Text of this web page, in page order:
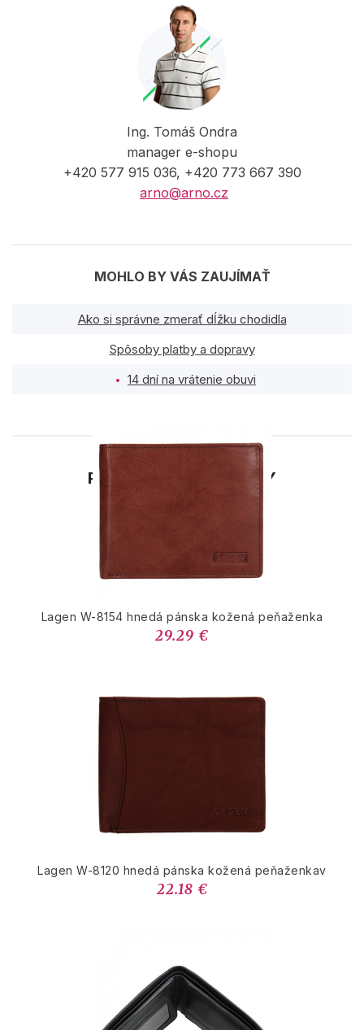
Ing. Tomáš Ondra
manager e-shopu
+420 577 915 036, +420 773 667 390
arno@arno.cz
MOHLO BY VÁS ZAUJÍMAŤ
Ako si správne zmerať dĺžku chodidla
Spôsoby platby a dopravy
14 dní na vrátenie obuvi
PODOBNÉ PRODUKTY
Lagen W-8154 hnedá pánska kožená peňaženka
29.29 €
Lagen W-8120 hnedá pánska kožená peňaženkav
22.18 €